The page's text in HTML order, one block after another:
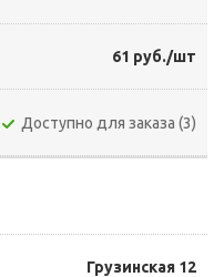
61 руб./шт
Доступно для заказа (3)
Грузинская 12